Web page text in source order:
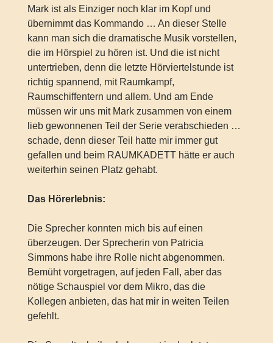
Mark ist als Einziger noch klar im Kopf und
übernimmt das Kommando … An dieser Stelle
kann man sich die dramatische Musik vorstellen,
die im Hörspiel zu hören ist. Und die ist nicht
untertrieben, denn die letzte Hörviertelstunde ist
richtig spannend, mit Raumkampf,
Raumschiffentern und allem. Und am Ende
müssen wir uns mit Mark zusammen von einem
lieb gewonnenen Teil der Serie verabschieden …
schade, denn dieser Teil hatte mir immer gut
gefallen und beim RAUMKADETT hätte er auch
weiterhin seinen Platz gehabt.
Das Hörerlebnis:
Die Sprecher konnten mich bis auf einen
überzeugen. Der Sprecherin von Patricia
Simmons habe ihre Rolle nicht abgenommen.
Bemüht vorgetragen, auf jeden Fall, aber das
nötige Schauspiel vor dem Mikro, das die
Kollegen anbieten, das hat mir in weiten Teilen
gefehlt.